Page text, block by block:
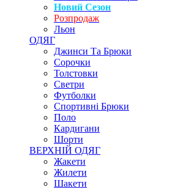
Новий Сезон
Розпродаж
Льон
ОДЯГ
Джинси Та Брюки
Сорочки
Толстовки
Светри
Футболки
Спортивні Брюки
Поло
Кардигани
Шорти
ВЕРХНІЙ ОДЯГ
Жакети
Жилети
Шакети